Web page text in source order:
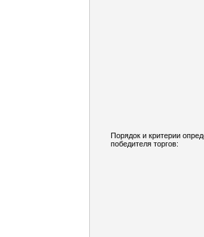
Порядок и критерии
победителя торгов: